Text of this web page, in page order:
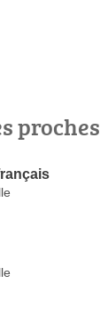
proches